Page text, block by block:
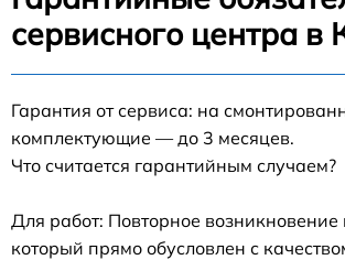
сервисного центра в
Гарантия от сервиса: на
комплектующие — до 3 месяцев.
Что считается гарантийным случаем?
Для работ: Повторное возникновение
который прямо обусловлен с